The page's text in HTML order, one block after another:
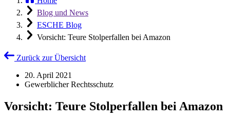
Blog und News
ESCHE Blog
Vorsicht: Teure Stolperfallen bei Amazon
Zurück zur Übersicht
20. April 2021
Gewerblicher Rechtsschutz
Vorsicht: Teure Stolperfallen bei Amazon